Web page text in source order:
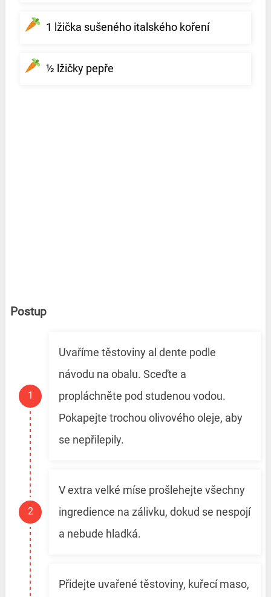
1 lžička sušeného italského koření
½ lžičky pepře
Postup
Uvaříme těstoviny al dente podle
návodu na obalu. Sceďte a
propláchněte pod studenou vodou.
Pokapejte trochou olivového oleje, aby
se nepřilepily.
V extra velké míse prošlehejte všechny
ingredience na zálivku, dokud se nespojí
a nebude hladká.
Přidejte uvařené těstoviny, kuřecí maso,